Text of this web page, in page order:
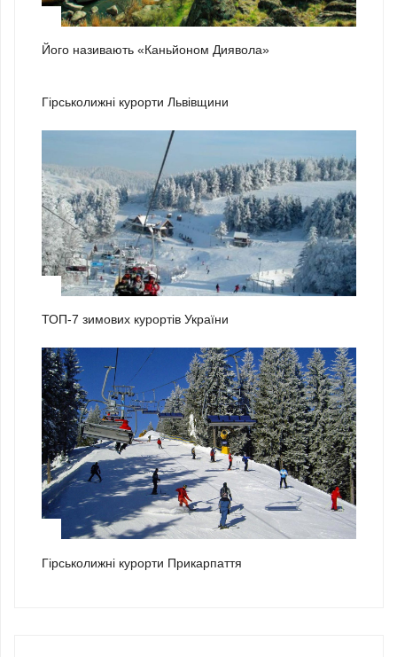
Його називають «Каньйоном Диявола»
Гірськолижні курорти Львівщини
ТОП-7 зимових курортів України
Гірськолижні курорти Прикарпаття